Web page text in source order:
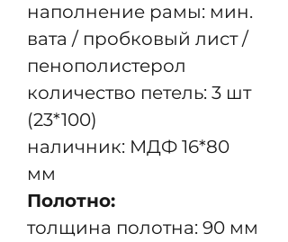
наполнение рамы: мин.
вата / пробковый лист /
пенополистерол
количество петель: 3 шт
(23*100)
наличник: МДФ 16*80
мм
Полотно:
толщина полотна: 90 мм